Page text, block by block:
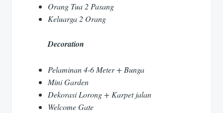
Orang Tua 2 Pasang
Keluarga 2 Orang
Decoration
Pelaminan 4-6 Meter + Bunga
Mini Garden
Dekorasi Lorong + Karpet jalan
Welcome Gate